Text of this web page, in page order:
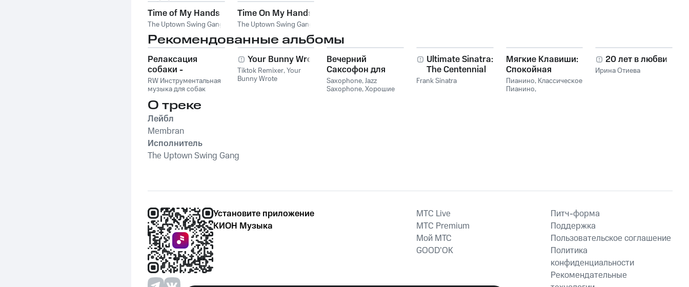
Time of My Hands
The Uptown Swing Gang
Time On My Hands
The Uptown Swing Gang
Рекомендованные альбомы
Релаксация
собаки -
Расслабляющая
музыка для
собак,
успокаивающие и
успокаивающие
звуки для
животных,
антистрессовая
терапия,
успокаивающее
RW Инструментальная
музыка для собак
Your Bunny Wrote
Tiktok Remixer,Your
Bunny Wrote
Вечерний
Саксофон для
Души (Соло и
Лаунж)
Saxophone,Jazz
Saxophone,Хорошие
Ultimate Sinatra:
The Centennial
Collection
Frank Sinatra
Мягкие Клавиши:
Спокойная
Фортепианная
Музыка
Пианино, Классическое
Пианино,
20 лет в любви
Ирина Отиева
О треке
Лейбл
Membran
Исполнитель
The Uptown Swing Gang
Установите приложение
КИОН Музыка
MTС Live
MTС Premium
Мой МТС
GOOD’OK
Питч-форма
Поддержка
Пользовательское соглашение
Политика
конфиденциальности
Рекомендательные